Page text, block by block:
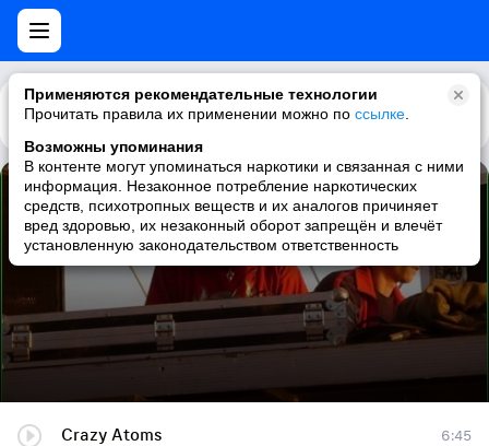
Применяются рекомендательные технологии
Прочитать правила их применении можно по ссылке
Возможны упоминания
В контенте могут упоминаться наркотики и связанная с ними
информация. Незаконное потребление наркотических
средств, психотропных веществ и их аналогов причиняет
вред здоровью, их незаконный оборот запрещён и влечёт
установленную законодательством ответственность
Каталог Рекомендации
Crazy Atoms
Braincell
Crazy Atoms
6:45